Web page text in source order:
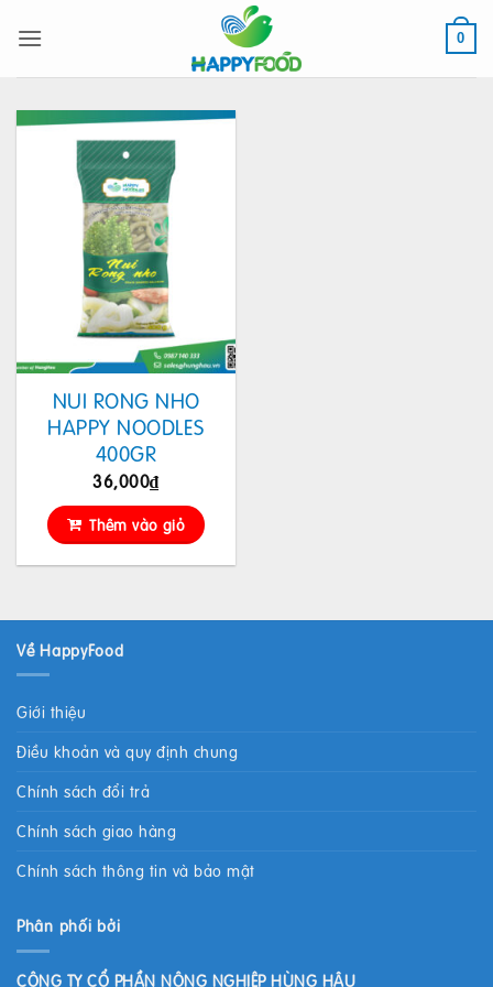
qua
0
NUI RONG NHO
HAPPY NOODLES
400GR
36,000₫
Thêm vào giỏ
Về HappyFood
Giới thiệu
Điều khoản và quy định chung
Chính sách đổi trả
Chính sách giao hàng
Chính sách thông tin và bảo mật
Phân phối bởi
CÔNG TY CỔ PHẦN NÔNG NGHIỆP HÙNG HẬU